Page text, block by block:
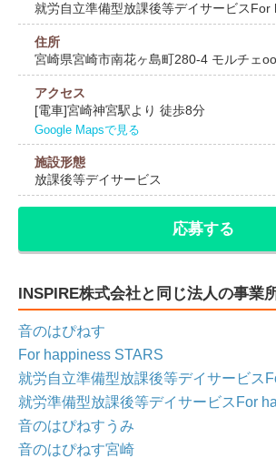
就労自立準備型放課後等デイサービスFor
住所
宮崎県宮崎市南花ヶ島町280-4 モルチェ
アクセス
[電車]宮崎神宮駅より 徒歩8分
Google Mapsで見る
施設形態
放課後等デイサービス
応募する
INSPIRE株式会社と同じ法人の事業
音のはぴねす
For happiness STARS
就労自立準備型放課後等デイサービス
就労準備型放課後等デイサービスFor
音のはぴねすうみ
音のはぴねす宮崎